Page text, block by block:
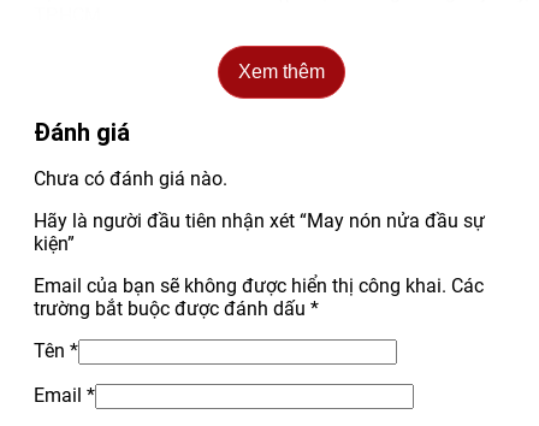
Xem thêm
Đánh giá
Chưa có đánh giá nào.
Hãy là người đầu tiên nhận xét “May nón nửa đầu sự
kiện”
Email của bạn sẽ không được hiển thị công khai. Các
trường bắt buộc được đánh dấu *
Tên *
Email *